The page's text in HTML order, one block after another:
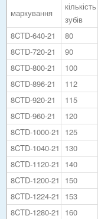
маркування
кількість
зубів
8CTD-640-21
80
8CTD-720-21
90
8CTD-800-21
100
8CTD-896-21
112
8CTD-920-21
115
8CTD-960-21
120
8CTD-1000-21
125
8CTD-1040-21
130
8CTD-1120-21
140
8CTD-1200-21
150
8CTD-1224-21
153
8CTD-1280-21
160